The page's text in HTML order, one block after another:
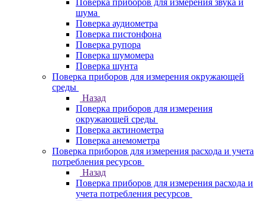
Поверка приборов для измерения звука и
шума
Поверка аудиометра
Поверка пистонфона
Поверка рупора
Поверка шумомера
Поверка шунта
Поверка приборов для измерения окружающей
среды
Назад
Поверка приборов для измерения
окружающей среды
Поверка актинометра
Поверка анемометра
Поверка приборов для измерения расхода и учета
потребления ресурсов
Назад
Поверка приборов для измерения расхода и
учета потребления ресурсов